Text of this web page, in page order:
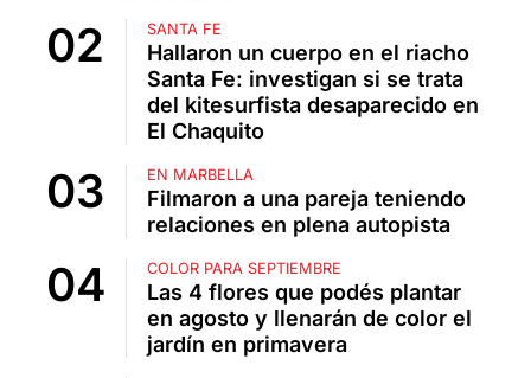
SANTA FE
Hallaron un cuerpo en el riacho
Santa Fe: investigan si se trata
del kitesurfista desaparecido en
El Chaquito
EN MARBELLA
Filmaron a una pareja teniendo
relaciones en plena autopista
COLOR PARA SEPTIEMBRE
Las 4 flores que podés plantar
en agosto y llenarán de color el
jardín en primavera